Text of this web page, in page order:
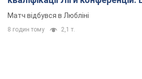
Матч відбувся в Любліні
8 годин тому 2,1 т.